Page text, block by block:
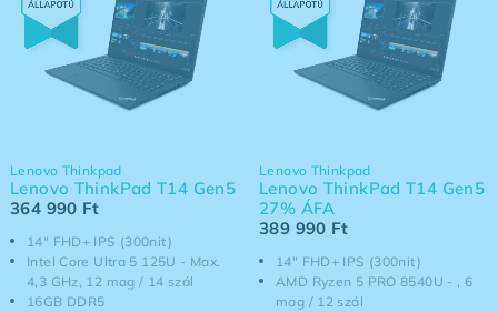
14" FHD+ IPS (300nit)
Intel Core Ultra 5 125U - Max.
4,3 GHz, 12 mag / 14 szál
16GB DDR5
Lenovo Thinkpad
Lenovo ThinkPad T14 Gen5
364 990 Ft
14" FHD+ IPS (300nit)
AMD Ryzen 5 PRO 8540U - , 6
mag / 12 szál
Lenovo Thinkpad
Lenovo ThinkPad T14 Gen5
27% ÁFA
389 990 Ft